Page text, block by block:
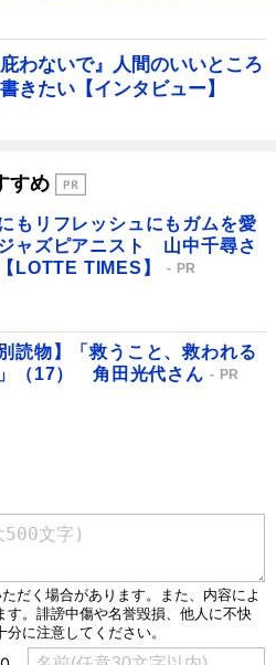
わないで』人間のいいところ
きたい【インタビュー】
すめ
もリフレッシュにもガムを愛
ャズピアニスト 山中千尋さ
LOTTE TIMES】
PR
別読物】「救うこと、救われる
（17） 角田光代さん
PR